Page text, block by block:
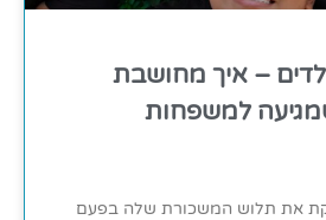
– איך מחושבת
למשפחות
בודקת את תלוש המשכורת שלה בפעם